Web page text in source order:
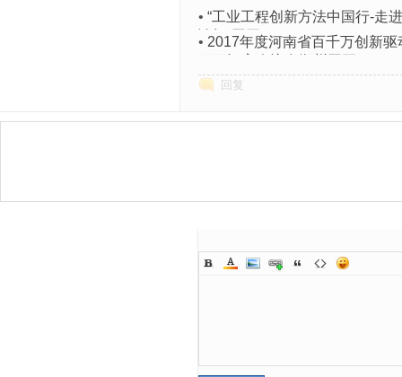
• “工业工程创新方法中国行-走
论坛”召开
• 2017年度河南省百千万创新
回复